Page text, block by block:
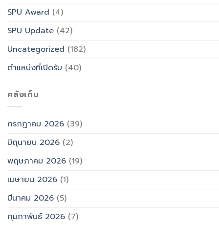
SPU Award (4)
SPU Update (42)
Uncategorized (182)
ตำแหน่งที่เปิดรับ (40)
คลังเก็บ
กรกฎาคม 2026 (39)
มิถุนายน 2026 (2)
พฤษภาคม 2026 (19)
เมษายน 2026 (1)
มีนาคม 2026 (5)
กุมภาพันธ์ 2026 (7)